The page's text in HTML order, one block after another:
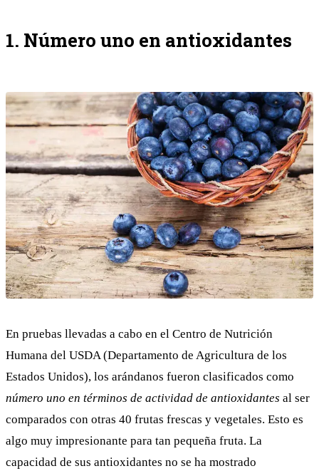
1. Número uno en antioxidantes
En pruebas llevadas a cabo en el Centro de Nutrición
Humana del USDA (Departamento de Agricultura de los
Estados Unidos), los arándanos fueron clasificados como
número uno en términos de actividad de antioxidantes al ser
comparados con otras 40 frutas frescas y vegetales. Esto es
algo muy impresionante para tan pequeña fruta. La
capacidad de sus antioxidantes no se ha mostrado